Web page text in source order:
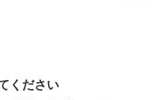
ください